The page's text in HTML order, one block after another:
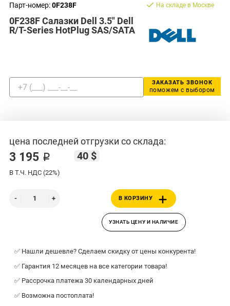
Парт-номер:0F238F
0F238F Салазки Dell 3.5" Dell
R/T-Series HotPlug SAS/SATA
На складе в Москве
ЗАКАЗАТЬ ЗВОНОК
поможем с выбором
цена последней отгрузки со склада:
3 195 ₽ 40 $
В Т.Ч. НДС (22%)
В КОРЗИНУ
УЗНАТЬ ЦЕНУ И НАЛИЧИЕ
✅ Нашли дешевле? Сделаем скидку от цены конкурента!
✅ Гарантия 12 месяцев на все категории товара!
✅ Рассрочка платежа 30 календарных дней
✅ Возможна постоплата!